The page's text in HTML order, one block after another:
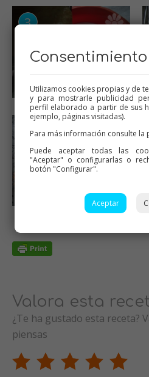
Valora esta
¿Te ha gustado esta receta?
piensas
Utilizamos cookies propias y de
y para mostrarle publicidad
perfil elaborado a partir de sus
ejemplo, páginas visitadas).
Para más información consulte la
Puede aceptar todas las
"Aceptar" o configurarlas o
botón "Configurar".
Aceptar